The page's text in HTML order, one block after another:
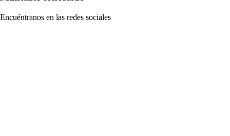
Encuéntranos en las redes sociales